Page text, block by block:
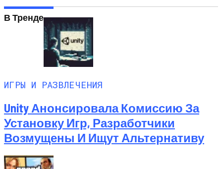
В Тренде
ИГРЫ И РАЗВЛЕЧЕНИЯ
Unity Анонсировала Комиссию За
Установку Игр, Разработчики
Возмущены И Ищут Альтернативу